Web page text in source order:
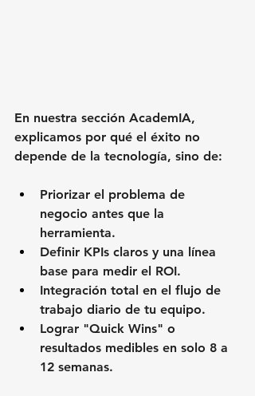
En nuestra sección AcademIA,
explicamos por qué el éxito no
depende de la tecnología, sino de:
Priorizar el problema de
negocio antes que la
herramienta.
Definir KPIs claros y una línea
base para medir el ROI.
Integración total en el flujo de
trabajo diario de tu equipo.
Lograr "Quick Wins" o
resultados medibles en solo 8 a
12 semanas.